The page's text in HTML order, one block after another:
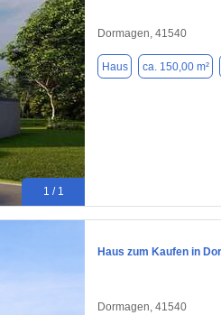
1 / 1
Dormagen, 41540
Haus ca. 150,00 m²
Haus zum Kaufen in
Dormagen, 41540